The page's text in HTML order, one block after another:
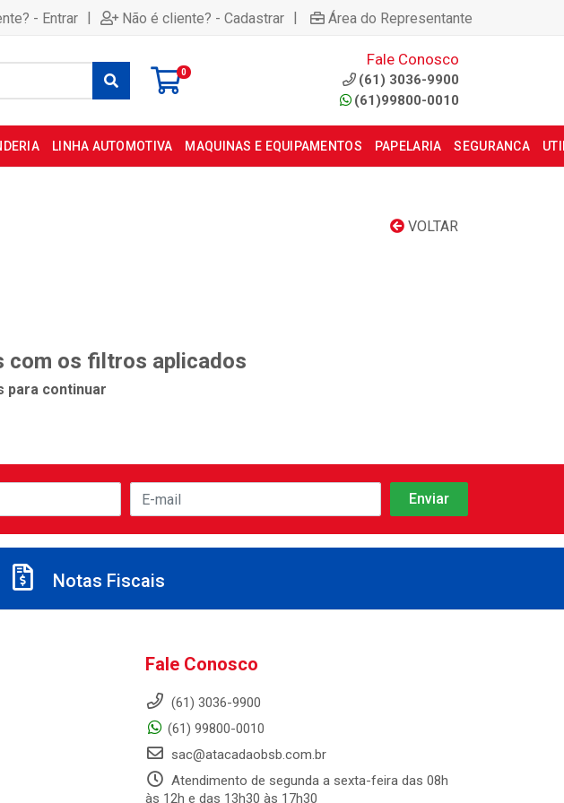
- Entrar | Não é cliente? - Cadastrar | Área do Representante
0
Fale Conosco
(61) 3036-9900
(61)99800-0010
LINHA AUTOMOTIVA MAQUINAS E EQUIPAMENTOS PAPELARIA SEGURANCA
VOLTAR
com os filtros aplicados
para continuar
Notas Fiscais
Fale Conosco
(61) 3036-9900
(61) 99800-0010
sac@atacadaobsb.com.br
Atendimento de segunda a sexta-feira das 08h
às 12h e das 13h30 às 17h30